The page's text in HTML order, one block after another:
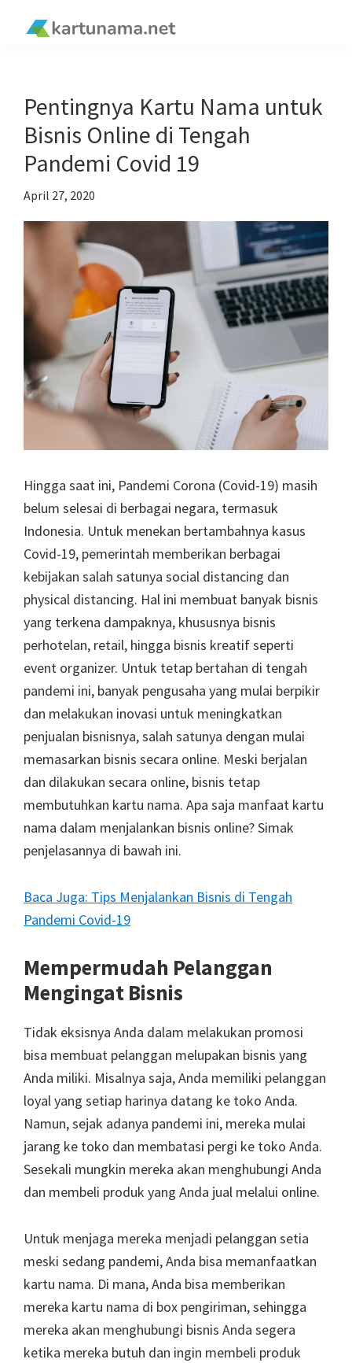
Pentingnya Kartu Nama untuk
Bisnis Online di Tengah
Pandemi Covid 19
April 27, 2020
Hingga saat ini, Pandemi Corona (Covid-19) masih
belum selesai di berbagai negara, termasuk
Indonesia. Untuk menekan bertambahnya kasus
Covid-19, pemerintah memberikan berbagai
kebijakan salah satunya social distancing dan
physical distancing. Hal ini membuat banyak bisnis
yang terkena dampaknya, khususnya bisnis
perhotelan, retail, hingga bisnis kreatif seperti
event organizer. Untuk tetap bertahan di tengah
pandemi ini, banyak pengusaha yang mulai berpikir
dan melakukan inovasi untuk meningkatkan
penjualan bisnisnya, salah satunya dengan mulai
memasarkan bisnis secara online. Meski berjalan
dan dilakukan secara online, bisnis tetap
membutuhkan kartu nama. Apa saja manfaat kartu
nama dalam menjalankan bisnis online? Simak
penjelasannya di bawah ini.
Baca Juga: Tips Menjalankan Bisnis di Tengah
Pandemi Covid-19
Mempermudah Pelanggan
Mengingat Bisnis
Tidak eksisnya Anda dalam melakukan promosi
bisa membuat pelanggan melupakan bisnis yang
Anda miliki. Misalnya saja, Anda memiliki pelanggan
loyal yang setiap harinya datang ke toko Anda.
Namun, sejak adanya pandemi ini, mereka mulai
jarang ke toko dan membatasi pergi ke toko Anda.
Sesekali mungkin mereka akan menghubungi Anda
dan membeli produk yang Anda jual melalui online.
Untuk menjaga mereka menjadi pelanggan setia
meski sedang pandemi, Anda bisa memanfaatkan
kartu nama. Di mana, Anda bisa memberikan
mereka kartu nama di box pengiriman, sehingga
mereka akan menghubungi bisnis Anda segera
ketika mereka butuh dan ingin membeli produk